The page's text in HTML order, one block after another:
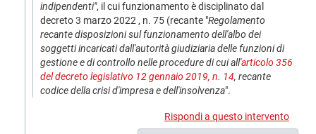
indipendenti", il cui funzionamento è disciplinato dal
decreto 3 marzo 2022 , n. 75 (recante "Regolamento
recante disposizioni sul funzionamento dell'albo dei
soggetti incaricati dall'autorità giudiziaria delle funzioni di
gestione e di controllo nelle procedure di cui all'articolo 356
del decreto legislativo 12 gennaio 2019, n. 14, recante
codice della crisi d'impresa e dell'insolvenza".
Rispondi a questo intervento